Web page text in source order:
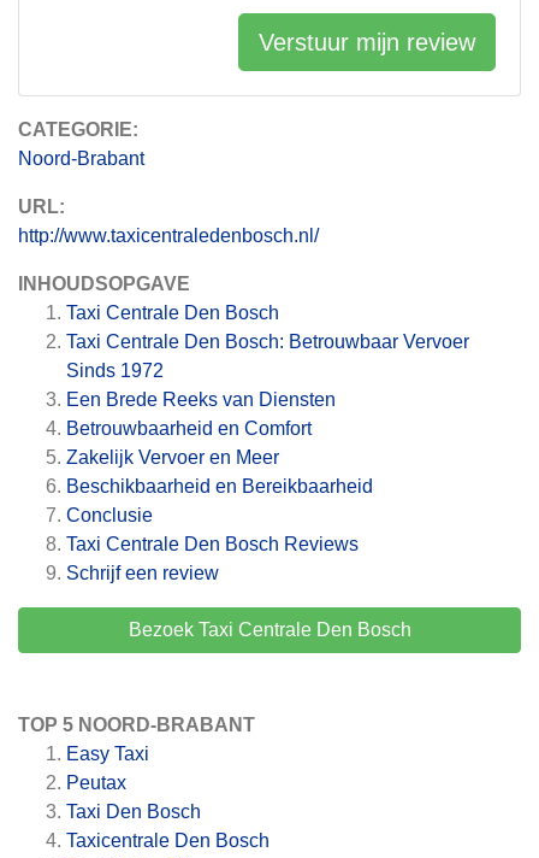
CATEGORIE:
Noord-Brabant
URL:
http://www.taxicentraledenbosch.nl/
INHOUDSOPGAVE
Taxi Centrale Den Bosch
Taxi Centrale Den Bosch: Betrouwbaar Vervoer
Sinds 1972
Een Brede Reeks van Diensten
Betrouwbaarheid en Comfort
Zakelijk Vervoer en Meer
Beschikbaarheid en Bereikbaarheid
Conclusie
Taxi Centrale Den Bosch Reviews
Schrijf een review
Bezoek Taxi Centrale Den Bosch
TOP 5 NOORD-BRABANT
Easy Taxi
Peutax
Taxi Den Bosch
Taxicentrale Den Bosch
Verstuur mijn review